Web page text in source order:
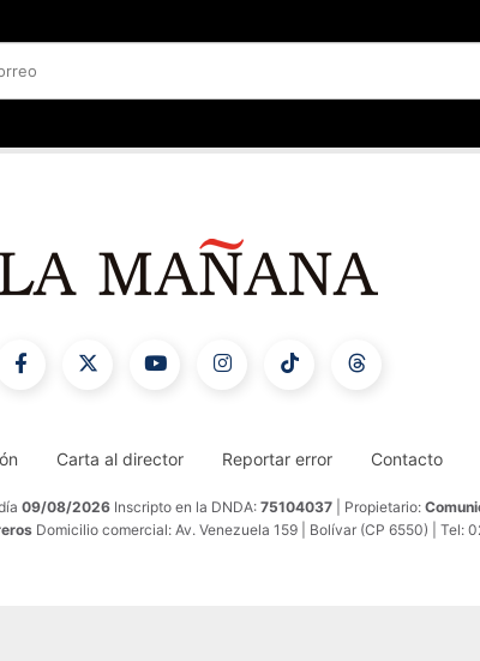
Carta al director Reportar error Contacto
09/08/2026 Inscripto en la DNDA: 75104037 | Propietario:
Domicilio comercial: Av. Venezuela 159 | Bolívar (CP 6550) | Tel: